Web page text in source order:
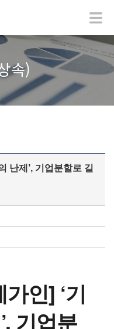
속)
난제’, 기업분할로 길
인] ‘기
기업분